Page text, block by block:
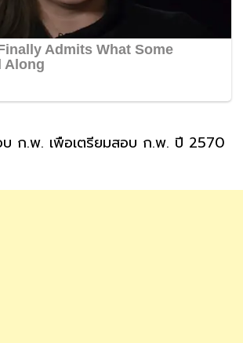
ก.พ. เพื่อเตรียมสอบ ก.พ. ปี 2570